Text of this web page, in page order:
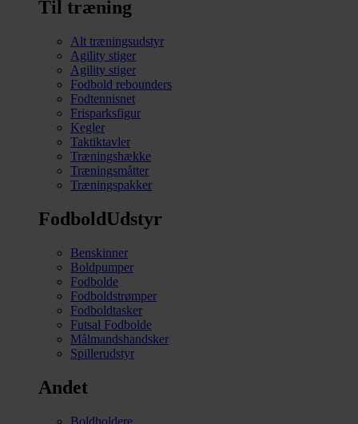
Til træning
Alt træningsudstyr
Agility stiger
Agility stiger
Fodbold rebounders
Fodtennisnet
Frisparksfigur
Kegler
Taktiktavler
Træningshække
Træningsmåtter
Træningspakker
FodboldUdstyr
Benskinner
Boldpumper
Fodbolde
Fodboldstrømper
Fodboldtasker
Futsal Fodbolde
Målmandshandsker
Spillerudstyr
Andet
Boldholdere